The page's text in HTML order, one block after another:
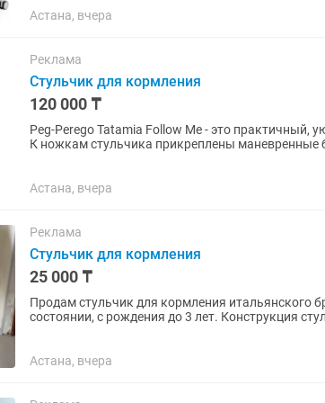
Астана, вчера
Реклама
Стульчик для кормления
120 000 ₸
Peg-Perego Tatamia Follow Ме - это практичный,
К ножкам стульчика прикреплены
Астана, вчера
Реклама
Стульчик для кормления
25 000 ₸
Продам стульчик для кормления итальянского
состоянии, с рождения до 3 лет. Конструкция
Астана, вчера